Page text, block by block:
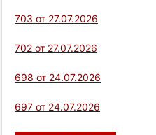
703 от 27.07.2026
702 от 27.07.2026
698 от 24.07.2026
697 от 24.07.2026